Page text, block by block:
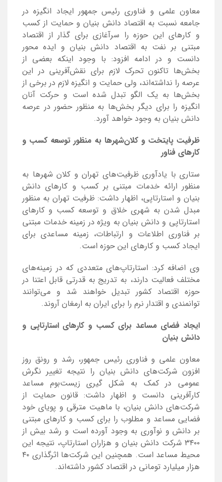
معاون علمی و فناوری رئیس جمهور ایجاد انگیزه در
جامعه نسبت به اقتصاد دانش بنیان و حمایت از کسب
و کار‌های این حوزه را سرآغازی برای گذار از اقتصاد
مبتنی بر نفت به اقتصاد دانش بنیان و ایده محور
دانست و در ادامه افزود: با وجود اینکه بعضی از
بخش‌ها تاکنون تحرک لازم برای نقش‌آفرینی در این
عرصه را نداشته‌اند، ولی حمایت و انگیزه لازم در برخی از
بخش‌ها به یک الگو تبدل شده است و حرکت آنان
انگیزه را برای دیگر بخش‌ها به منظور حضور در عرصه
دانش بنیان به وجود خواهد آورد.
ظرفیت پایتخت و کلان‌شهر‌ها به منظور توسعه کسب و
کار‌های فناور
ستاری با یادآوری ظرفیت‌های تهران و کلان شهر‌ها به
منظور ارائه خدمات مبتنی بر کسب و کار‌های دانش
بنیان و استارتاپی، اظهار داشت: ظرفیت تهران به منظور
مبدل شدن به شهری خلاق و توسعه کسب و کار‌های
استارتاپی و دانش بنیان به ویژه در زمینه خدمات مبتنی
بر فناوری اطلاعات و ارتباطات، زمینه مساعدی برای
ایجاد کسب و کار‌های این حوزه است.
وی اضافه کرد: استارتاپ‌های متعددی که در زمینه‌های
مختلف فعالیت دارند، به تدریج به قدرتی قابل اعتنا در
حوزه اقتصاد کشور تبدیل خواهند شد و می‌توانند
توانمندی و اقتدار نرم را برای ایران به ارمغان آروند.
ایجاد فضای مساعد برای کسب و کار‌های استارتاپی و
دانش بنیان
معاون علمی و فناوری رئیس جمهور، رشد و رونق روز
افزون شرکت‌های دانش بنیان را نتیجه تغییر نگرش
عمومی در کمک به شکل گیری زیست‌بوم مساعد
کارآفرینی دانست و اظهار داشت: قانون حمایت از
شرکت‌های دانش بنیان، با ماهیت مترقی و پویای خود
فضایی مساعد و مطلوب را برای کسب و کار‌های مبتنی
بر دانش و نوآوری به وجود آورده است و رشد بیش از
۳۴۰۰ شرکت دانش بنیان و هزاران استارتاپ، نتیجه این
محیط مساعد است. همچنین این شرکت‌ها اثرگذاری ۴۰
هزار میلیارد تومانی در اقتصاد کشور داشته‌اند.